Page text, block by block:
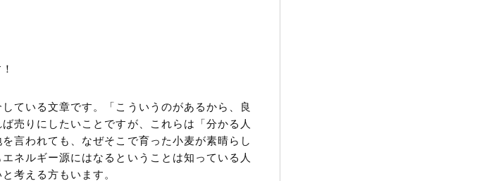
ている文章です。「こういうのがあるから、良
売りにしたいことですが、これらは「分かる人
言われても、なぜそこで育った小麦が素晴らし
ネルギー源にはなるということは知っている人
考える方もいます。